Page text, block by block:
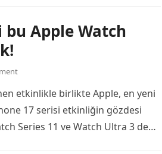
satın alma opsiyonu ile
Beşiktaş Kulübü ile sezon
Apple Watch
etkinlikle birlikte Apple, en yeni
17 serisi etkinliğin gözdesi
Series 11 ve Watch Ultra 3 de